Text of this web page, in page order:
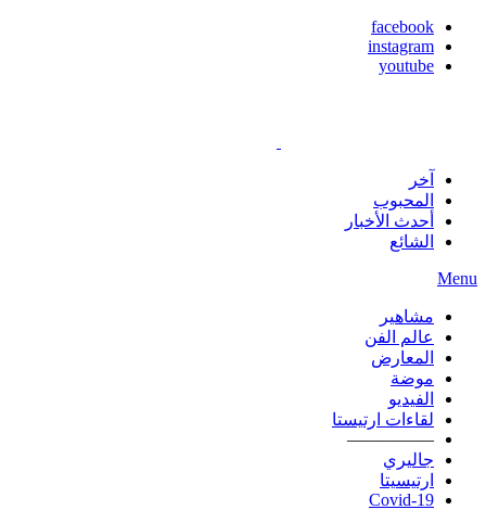
facebook
instagram
youtube
آخر
المحبوب
أحدث الأخبار
الشائع
Menu
مشاهير
عالم الفن
المعارض
موضة
الفيديو
لقاءات ارتيستا
—————
جاليري
ارتيسيتا
Covid-19